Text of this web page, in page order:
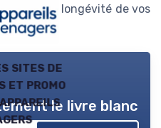
prix et la longévité de vos
sites de
et promo
le livre blanc